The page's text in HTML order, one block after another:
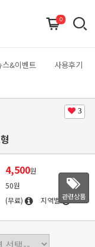
0
스&이벤트 사용후기
3
4,500원
50원
(무료) 지역별 관련상품